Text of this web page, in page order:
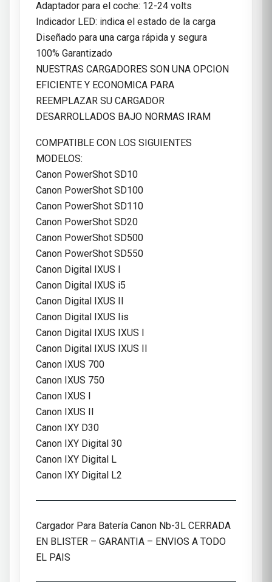
Adaptador para el coche: 12-24 volts
Indicador LED: indica el estado de la carga
Diseñado para una carga rápida y segura
100% Garantizado
NUESTRAS CARGADORES SON UNA OPCION
EFICIENTE Y ECONOMICA PARA
REEMPLAZAR SU CARGADOR
DESARROLLADOS BAJO NORMAS IRAM
COMPATIBLE CON LOS SIGUIENTES
MODELOS:
Canon PowerShot SD10
Canon PowerShot SD100
Canon PowerShot SD110
Canon PowerShot SD20
Canon PowerShot SD500
Canon PowerShot SD550
Canon Digital IXUS I
Canon Digital IXUS i5
Canon Digital IXUS II
Canon Digital IXUS Iis
Canon Digital IXUS IXUS I
Canon Digital IXUS IXUS II
Canon IXUS 700
Canon IXUS 750
Canon IXUS I
Canon IXUS II
Canon IXY D30
Canon IXY Digital 30
Canon IXY Digital L
Canon IXY Digital L2
Cargador Para Batería Canon Nb-3L CERRADA
EN BLISTER – GARANTIA – ENVIOS A TODO
EL PAIS